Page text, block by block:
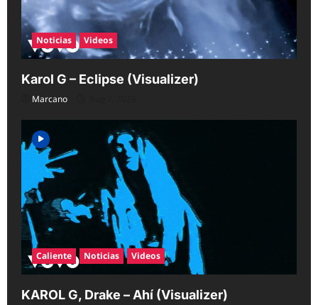
Noticias Videos
Karol G – Eclipse (Visualizer)
Marcano
Caliente Noticias Videos
KAROL G, Drake – Ahí (Visualizer)